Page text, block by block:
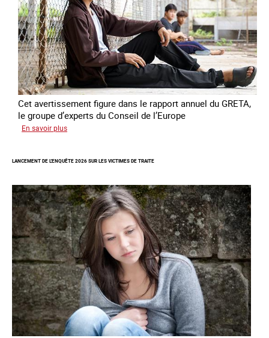
en
France
Cet avertissement figure dans le rapport annuel du GRETA,
le groupe d’experts du Conseil de l’Europe
En savoir plus
cas
traite
à
des
fins
de
criminalité
forcée
en
Europe
LANCEMENT DE L'ENQUÊTE 2026 SUR LES VICTIMES DE TRAITE